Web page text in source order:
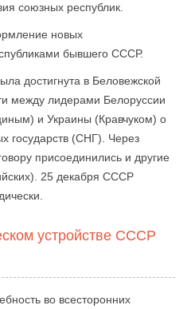
союзных республик.
новых
бывшего СССР.
достигнута в Беловежской
между лидерами Белоруссии
и Украины (Кравчуком) о
государств (СНГ). Через
присоединились и другие
25 декабря СССР
устройстве СССР
во всесторонних